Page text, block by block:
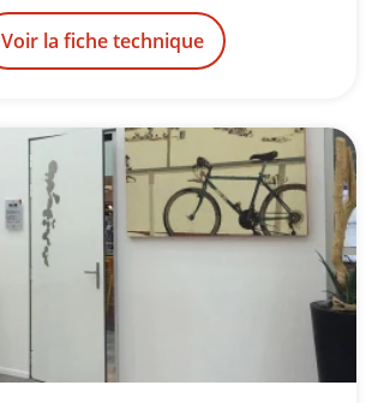
Voir la fiche technique